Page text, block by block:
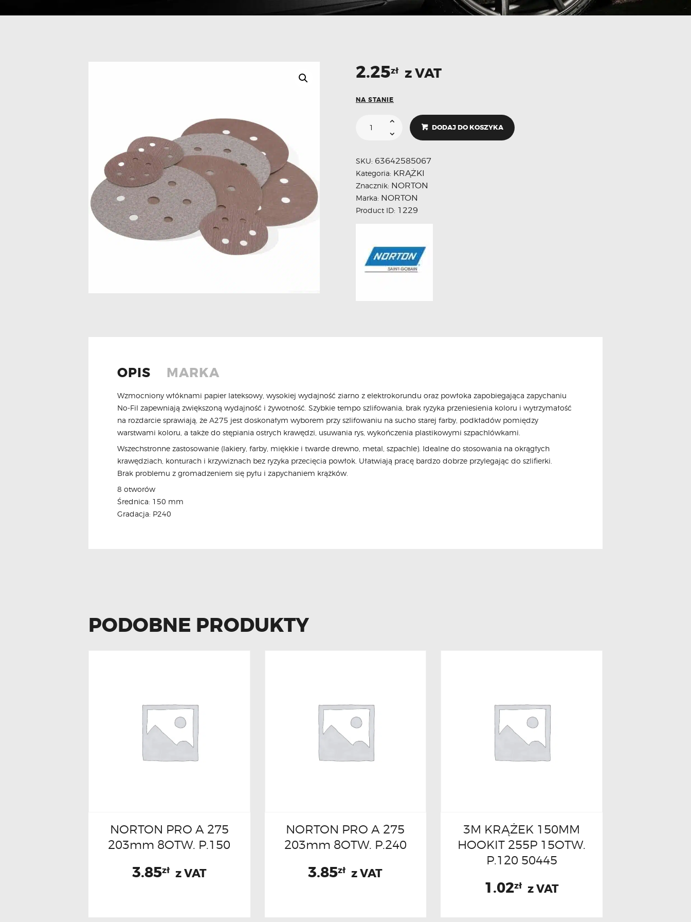
2.25zł z VAT
NA STANIE
DODAJ DO KOSZYKA
SKU: 63642585067
Kategoria: KRĄŻKI
Znacznik: NORTON
Marka: NORTON
Product ID: 1229
OPIS MARKA
Wzmocniony włóknami papier lateksowy, wysokiej wydajność ziarno z elektrokorundu oraz powłoka zapobiegająca zapychaniu
No-Fil zapewniają zwiększoną wydajność i żywotność. Szybkie tempo szlifowania, brak ryzyka przeniesienia koloru i wytrzymałość
na rozdarcie sprawiają, że A275 jest doskonałym wyborem przy szlifowaniu na sucho starej farby, podkładów pomiędzy
warstwami koloru, a także do stępiania ostrych krawędzi, usuwania rys, wykończenia plastikowymi szpachlówkami.
Wszechstronne zastosowanie (lakiery, farby, miękkie i twarde drewno, metal, szpachle). Idealne do stosowania na okrągłych
krawędziach, konturach i krzywiznach bez ryzyka przecięcia powłok. Ułatwiają pracę bardzo dobrze przylegając do szlifierki.
Brak problemu z gromadzeniem się pyłu i zapychaniem krążków.
8 otworów
Średnica: 150 mm
Gradacja: P240
PODOBNE PRODUKTY
NORTON PRO A 275
203mm 8OTW. P.150
3.85zł z VAT
NORTON PRO A 275
203mm 8OTW. P.240
3.85zł z VAT
3M KRĄŻEK 150MM
HOOKIT 255P 15OTW.
P.120 50445
1.02zł z VAT